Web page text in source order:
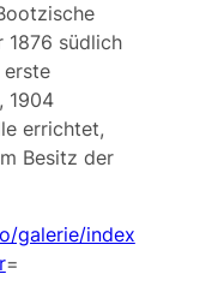
1876 südlich
1904
errichtet,
Besitz der
galerie/index
=